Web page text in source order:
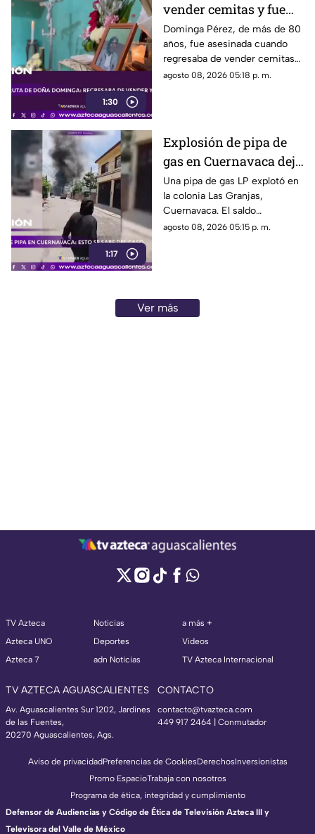
1:30
vender cemitas y fue
asesinada al regresar a
casa; así fue la agresión
(VIDEO)
Dominga Pérez, de más de 80
años, fue asesinada cuando
regresaba de vender cemitas
en Chachapa. La Fiscalía de
agosto 08, 2026 05:18 p. m.
1:17
Explosión de pipa de
gas en Cuernavaca deja
21 personas lesionadas
Una pipa de gas LP explotó en
la colonia Las Granjas,
Cuernavaca. El saldo
preliminar es de 21 lesionados
agosto 08, 2026 05:15 p. m.
Ver más
TV Azteca
Azteca UNO
Azteca 7
Noticias
Deportes
adn Noticias
a más +
Videos
TV Azteca Internacional
TV AZTECA AGUASCALIENTES
Av. Aguascalientes Sur 1202, Jardines
de las Fuentes,
20270 Aguascalientes, Ags.
CONTACTO
contacto@tvazteca.com
449 917 2464 | Conmutador
Aviso de privacidadPreferencias de CookiesDerechosInversionistas
Promo EspacioTrabaja con nosotros
Programa de ética, integridad y cumplimiento
Defensor de Audiencias y Código de Ética de Televisión Azteca III y
Televisora del Valle de México